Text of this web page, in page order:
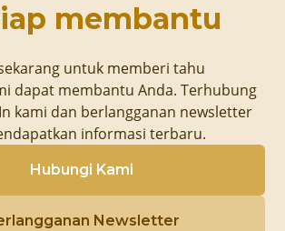
membantu
untuk memberi tahu
dapat membantu Anda. Terhubung
kami dan berlangganan newsletter
informasi terbaru.
Hubungi Kami
Newsletter